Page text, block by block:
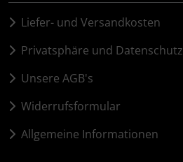
Liefer- und Versandkosten
Privatsphäre und Datenschutz
Unsere AGB's
Widerrufsformular
Allgemeine Informationen